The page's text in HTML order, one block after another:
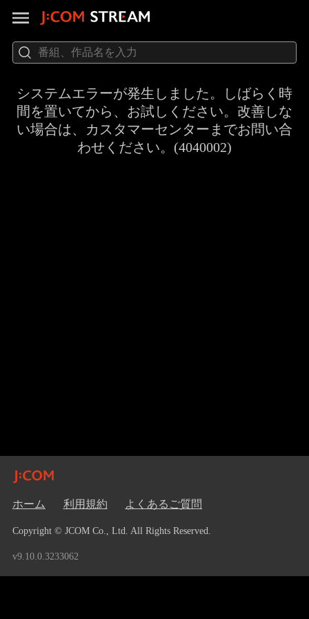
システムエラーが発生しました。しばらく時
間を置いてから、お試しください。改善しな
い場合は、カスタマーセンターまでお問い合
わせください。(4040002)
ホーム 利用規約 よくあるご質問
Copyright © JCOM Co., Ltd. All Rights Reserved.
v9.10.0.3233062